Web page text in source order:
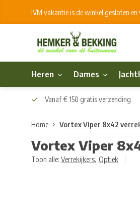
IVM vakantie is de winkel gesloten
Heren Dames
Vanaf € 150 gratis verzending
Home Vortex Viper 8x42
Vortex Viper
Toon alle: Verrekijkers, Optiek